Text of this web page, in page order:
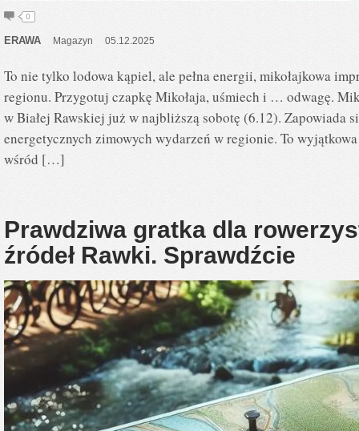
0
ERAWA Magazyn 05.12.2025
To nie tylko lodowa kąpiel, ale pełna energii, mikołajkowa
regionu. Przygotuj czapkę Mikołaja, uśmiech i … odwagę.
w Białej Rawskiej już w najbliższą sobotę (6.12). Zapowiada
energetycznych zimowych wydarzeń w regionie. To
wśród […]
Prawdziwa gratka dla
źródeł Rawki. Sprawdźcie